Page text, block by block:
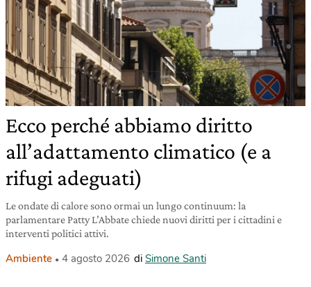
Ecco perché abbiamo diritto
all’adattamento climatico (e a
rifugi adeguati)
Le ondate di calore sono ormai un lungo continuum: la
parlamentare Patty L’Abbate chiede nuovi diritti per i cittadini e
interventi politici attivi.
Ambiente 4 agosto 2026 di Simone Santi